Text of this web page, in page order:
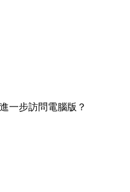
一步訪問電腦版？